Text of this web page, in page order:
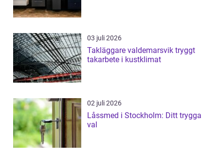
03 juli 2026
Takläggare valdemarsvik tryggt
takarbete i kustklimat
02 juli 2026
Låssmed i Stockholm: Ditt trygga
val